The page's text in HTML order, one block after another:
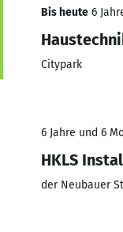
Bis heute 6
Citypark
6 Jahre und 6
HKLS
der Neubauer